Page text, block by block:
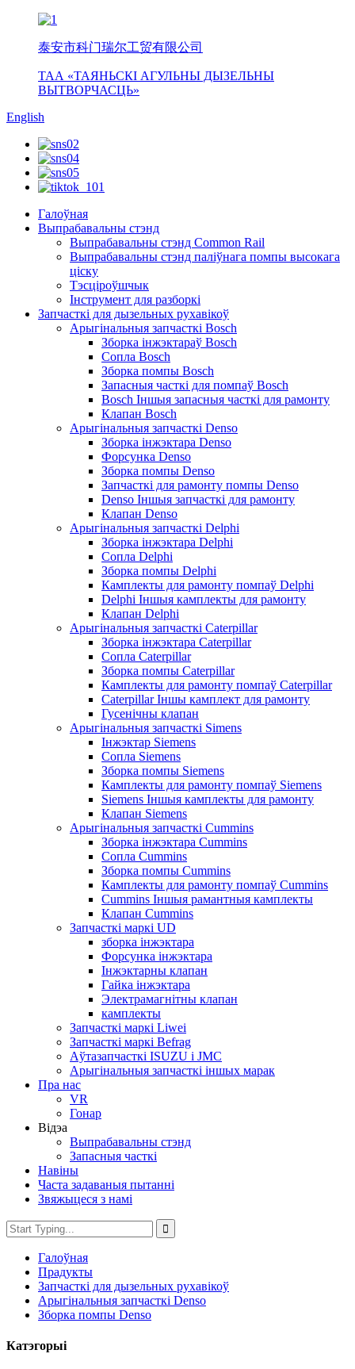
泰安市科门瑞尔工贸有限公司
ТАА «ТАЯНЬСКІ АГУЛЬНЫ ДЫЗЕЛЬНЫ
ВЫТВОРЧАСЦЬ»
English
Галоўная
Выпрабавальны стэнд
Выпрабавальны стэнд Common Rail
Выпрабавальны стэнд паліўнага помпы высокага
ціску
Тэсціроўшчык
Інструмент для разборкі
Запчасткі для дызельных рухавікоў
Арыгінальныя запчасткі Bosch
Зборка інжэктараў Bosch
Сопла Bosch
Зборка помпы Bosch
Запасныя часткі для помпаў Bosch
Bosch Іншыя запасныя часткі для рамонту
Клапан Bosch
Арыгінальныя запчасткі Denso
Зборка інжэктара Denso
Форсунка Denso
Зборка помпы Denso
Запчасткі для рамонту помпы Denso
Denso Іншыя запчасткі для рамонту
Клапан Denso
Арыгінальныя запчасткі Delphi
Зборка інжэктара Delphi
Сопла Delphi
Зборка помпы Delphi
Камплекты для рамонту помпаў Delphi
Delphi Іншыя камплекты для рамонту
Клапан Delphi
Арыгінальныя запчасткі Caterpillar
Зборка інжэктара Caterpillar
Сопла Caterpillar
Зборка помпы Caterpillar
Камплекты для рамонту помпаў Caterpillar
Caterpillar Іншы камплект для рамонту
Гусенічны клапан
Арыгінальныя запчасткі Simens
Інжэктар Siemens
Сопла Siemens
Зборка помпы Siemens
Камплекты для рамонту помпаў Siemens
Siemens Іншыя камплекты для рамонту
Клапан Siemens
Арыгінальныя запчасткі Cummins
Зборка інжэктара Cummins
Сопла Cummins
Зборка помпы Cummins
Камплекты для рамонту помпаў Cummins
Cummins Іншыя рамантныя камплекты
Клапан Cummins
Запчасткі маркі UD
зборка інжэктара
Форсунка інжэктара
Інжэктарны клапан
Гайка інжэктара
Электрамагнітны клапан
камплекты
Запчасткі маркі Liwei
Запчасткі маркі Befrag
Аўтазапчасткі ISUZU і JMC
Арыгінальныя запчасткі іншых марак
Пра нас
VR
Гонар
Відэа
Выпрабавальны стэнд
Запасныя часткі
Навіны
Часта задаваныя пытанні
Звяжыцеся з намі
Галоўная
Прадукты
Запчасткі для дызельных рухавікоў
Арыгінальныя запчасткі Denso
Зборка помпы Denso
Катэгорыі